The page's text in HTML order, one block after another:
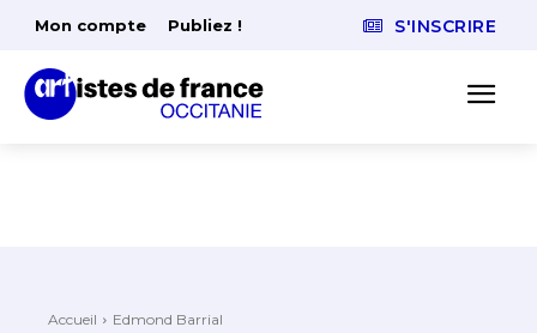
Mon compte Publiez ! S'INSCRIRE
Accueil Edmond Barrial